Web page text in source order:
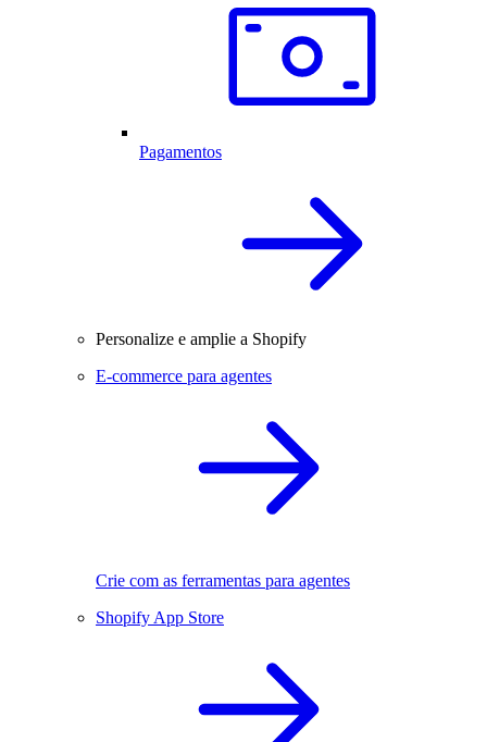
Pagamentos
Personalize e amplie a Shopify
E-commerce para agentes
Crie com as ferramentas para agentes
Shopify App Store